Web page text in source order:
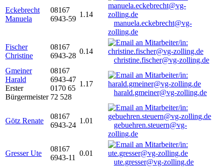
Eckebrecht
Manuela
08167
6943-59
1.14
manuela.eckebrecht@vg-
zolling.de
Fischer
Christine
08167
6943-28
0.14
christine.fischer@vg-zolling.de
Gmeiner
Harald
Erster
Bürgermeister
08167
6943-47
0170 65
72 528
1.17
harald.gmeiner@vg-zolling.de
Götz Renate
08167
6943-24
1.01
gebuehren.steuern@vg-
zolling.de
Gresser Ute
08167
6943-11
0.01
ute.gresser@vg-zolling.de